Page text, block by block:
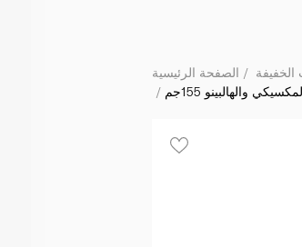
الصفحة الرئيسية الخفيفة
والهالبينو 155جم